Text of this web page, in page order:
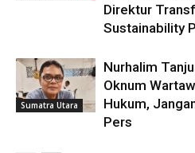
Direktur
Sustainability
Sumatra Utara
Nurhalim
Oknum
Hukum,
Pers